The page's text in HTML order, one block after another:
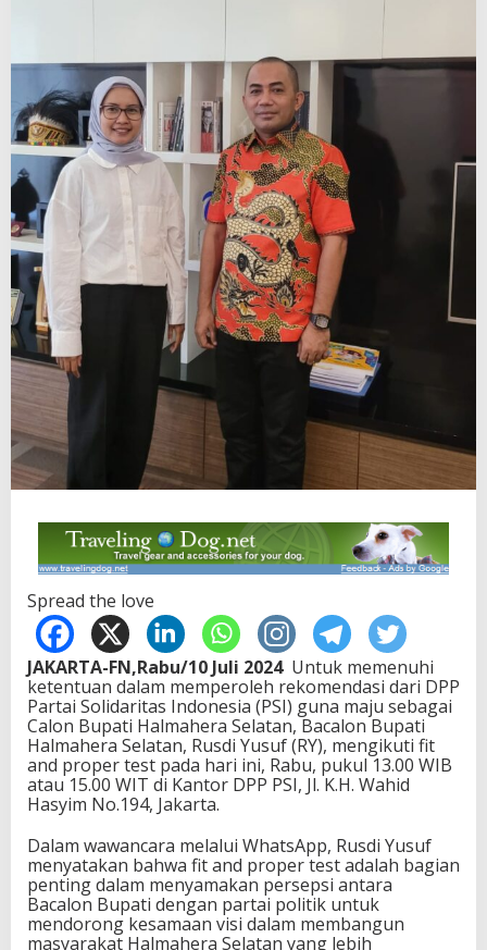
Spread the love
JAKARTA-FN,Rabu/10 Juli 2024Untuk memenuhi
ketentuan dalam memperoleh rekomendasi dari DPP
Partai Solidaritas Indonesia (PSI) guna maju sebagai
Calon Bupati Halmahera Selatan, Bacalon Bupati
Halmahera Selatan, Rusdi Yusuf (RY), mengikuti fit
and proper test pada hari ini, Rabu, pukul 13.00 WIB
atau 15.00 WIT di Kantor DPP PSI, Jl. K.H. Wahid
Hasyim No.194, Jakarta.
Dalam wawancara melalui WhatsApp, Rusdi Yusuf
menyatakan bahwa fit and proper test adalah bagian
penting dalam menyamakan persepsi antara
Bacalon Bupati dengan partai politik untuk
mendorong kesamaan visi dalam membangun
masyarakat Halmahera Selatan yang lebih